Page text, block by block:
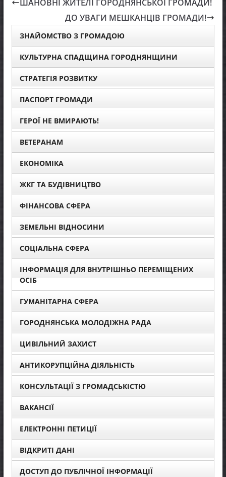
ШАНОВНІ ЖИТЕЛІ ГОРОДНЯНСЬКОЇ ГРОМАДИ!
ДО УВАГИ МЕШКАНЦІВ ГРОМАДИ!
ЗНАЙОМСТВО З ГРОМАДОЮ
КУЛЬТУРНА СПАДЩИНА ГОРОДНЯНЩИНИ
СТРАТЕГІЯ РОЗВИТКУ
ПАСПОРТ ГРОМАДИ
ГЕРОЇ НЕ ВМИРАЮТЬ!
ВЕТЕРАНАМ
ЕКОНОМІКА
ЖКГ ТА БУДІВНИЦТВО
ФІНАНСОВА СФЕРА
ЗЕМЕЛЬНІ ВІДНОСИНИ
СОЦІАЛЬНА СФЕРА
ІНФОРМАЦІЯ ДЛЯ ВНУТРІШНЬО ПЕРЕМІЩЕНИХ
ОСІБ
ГУМАНІТАРНА СФЕРА
ГОРОДНЯНСЬКА МОЛОДІЖНА РАДА
ЦИВІЛЬНИЙ ЗАХИСТ
АНТИКОРУПЦІЙНА ДІЯЛЬНІСТЬ
КОНСУЛЬТАЦІЇ З ГРОМАДСЬКІСТЮ
ВАКАНСІЇ
ЕЛЕКТРОННІ ПЕТИЦІЇ
ВІДКРИТІ ДАНІ
ДОСТУП ДО ПУБЛІЧНОЇ ІНФОРМАЦІЇ